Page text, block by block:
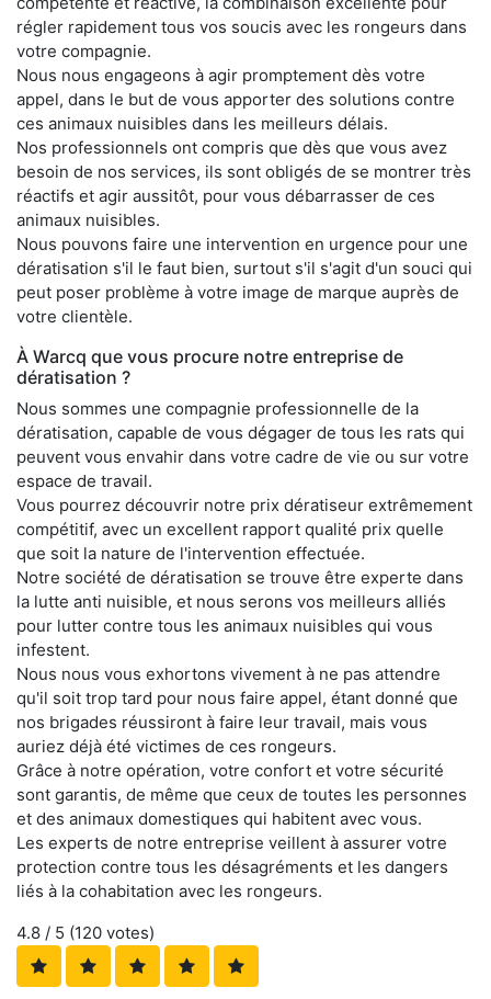
régler rapidement tous vos soucis avec les rongeurs dans
votre compagnie.
Nous nous engageons à agir promptement dès votre
appel, dans le but de vous apporter des solutions contre
ces animaux nuisibles dans les meilleurs délais.
Nos professionnels ont compris que dès que vous avez
besoin de nos services, ils sont obligés de se montrer très
réactifs et agir aussitôt, pour vous débarrasser de ces
animaux nuisibles.
Nous pouvons faire une intervention en urgence pour une
dératisation s'il le faut bien, surtout s'il s'agit d'un souci qui
peut poser problème à votre image de marque auprès de
votre clientèle.
À Warcq que vous procure notre entreprise de
dératisation ?
Nous sommes une compagnie professionnelle de la
dératisation, capable de vous dégager de tous les rats qui
peuvent vous envahir dans votre cadre de vie ou sur votre
espace de travail.
Vous pourrez découvrir notre prix dératiseur extrêmement
compétitif, avec un excellent rapport qualité prix quelle
que soit la nature de l'intervention effectuée.
Notre société de dératisation se trouve être experte dans
la lutte anti nuisible, et nous serons vos meilleurs alliés
pour lutter contre tous les animaux nuisibles qui vous
infestent.
Nous nous vous exhortons vivement à ne pas attendre
qu'il soit trop tard pour nous faire appel, étant donné que
nos brigades réussiront à faire leur travail, mais vous
auriez déjà été victimes de ces rongeurs.
Grâce à notre opération, votre confort et votre sécurité
sont garantis, de même que ceux de toutes les personnes
et des animaux domestiques qui habitent avec vous.
Les experts de notre entreprise veillent à assurer votre
protection contre tous les désagréments et les dangers
liés à la cohabitation avec les rongeurs.
4.8 / 5 (120 votes)